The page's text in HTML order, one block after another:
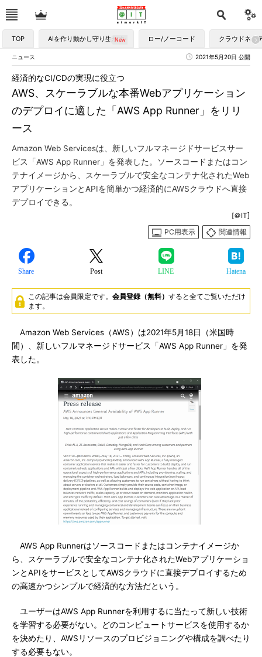
TOP AIを作り動かし守り生かす ロー/ノーコード クラウドネイ
ニュース 2021年5月20日 公開
AWS、スケーラブルな本番Webアプリケーション
のデプロイに適した「AWS App Runner」をリリ
ース
経済的なCI/CDの実現に役立つ
Amazon Web Servicesは、新しいフルマネージドサービスサー
ビス「AWS App Runner」を発表した。ソースコードまたはコン
テナイメージから、スケーラブルで安全なコンテナ化されたWeb
アプリケーションとAPIを簡単かつ経済的にAWSクラウドへ直接
デプロイできる。
[＠IT]
PC用表示
関連情報
Share Post LINE Hatena
この記事は会員限定です。 会員登録（無料） すると全てご覧いただけ
ます。
Amazon Web Services（AWS）は2021年5月18日（米国時
間）、新しいフルマネージドサービス「AWS App Runner」を発
表した。
AWS App Runnerはソースコードまたはコンテナイメージか
ら、スケーラブルで安全なコンテナ化されたWebアプリケーショ
ンとAPIをサービスとしてAWSクラウドに直接デプロイするため
の高速かつシンプルで経済的な方法だという。
ユーザーはAWS App Runnerを利用するに当たって新しい技術
を学習する必要がない。どのコンピュートサービスを使用するか
を決めたり、AWSリソースのプロビジョニングや構成を調べたり
する必要もない。